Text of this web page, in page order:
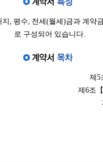
, 평수, 전세(월세)금과 계약
로 구성되어 있습니다.
제5
제6조